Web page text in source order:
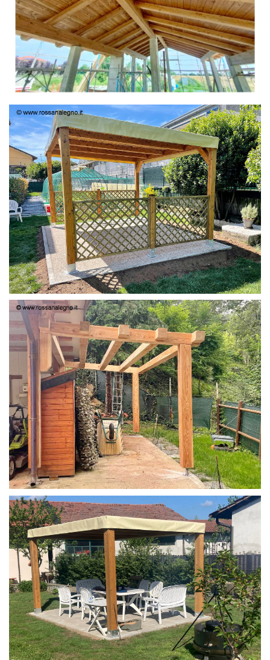
TETTO IN ABETE LAMELLARE PRETAGLIATO
PERGOLA 4X3
STRUTTURA IN LARICE U/F CON INCASTRI
PERGOLA